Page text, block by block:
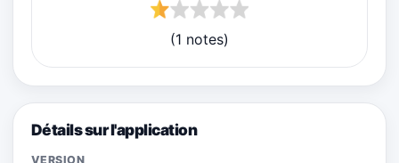
(1 notes)
Détails sur l'application
VERSION